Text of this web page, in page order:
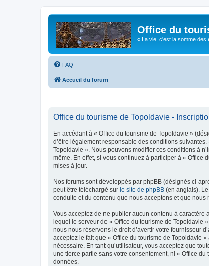
Office du
« La vie, c'est la somme des
FAQ
Accueil du forum
Office du tourisme de Topoldavie -
En accédant à « Office du tourisme de Topoldavie »
d’être légalement responsable des conditions
Topoldavie ». Nous pouvons modifier ces conditions à
même. En effet, si vous continuez à participer à «
mises à jour.
Nos forums sont développés par phpBB (désignés ci-
peut être téléchargé sur le site de phpBB (en anglais).
conduite et du contenu que nous acceptons et que
Vous acceptez de ne publier aucun contenu à
lequel le serveur de « Office du tourisme de
nous nous réservons le droit d’avertir votre fournisseur
acceptez le fait que « Office du tourisme de Topoldavie
nécessaire. En tant qu’utilisateur, vous acceptez que
une tierce partie sans votre consentement, ni « Office
données.